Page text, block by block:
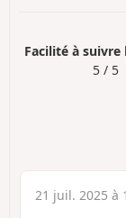
Facilité à
5 / 5
21 juil. 2025 à